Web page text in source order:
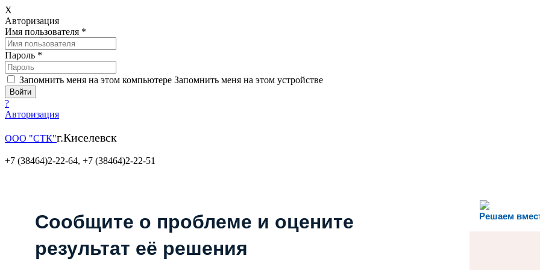
X
Авторизация
Имя пользователя *
Пароль *
Запомнить меня на этом компьютере Запомнить меня на этом устройстве
?
Авторизация
ООО "СТК"г.Киселевск
+7 (38464)2-22-64, +7 (38464)2-22-51
Решаем
Сообщите о проблеме и оцените
результат её решения